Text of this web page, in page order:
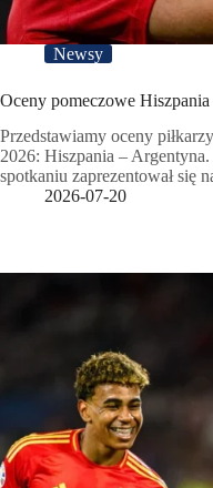
Newsy
Oceny pomeczowe
Przedstawiamy oceny
2026: Hiszpania –
spotkaniu zaprezentował się
2026-07-20